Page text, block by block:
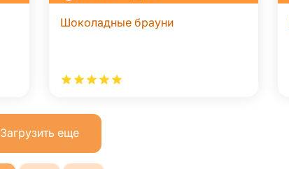
Шоколадные брауни
Загрузить еще